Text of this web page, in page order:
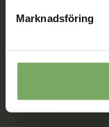
Marknadsföring
När du är inloggad
dina fakturor på
Min sida